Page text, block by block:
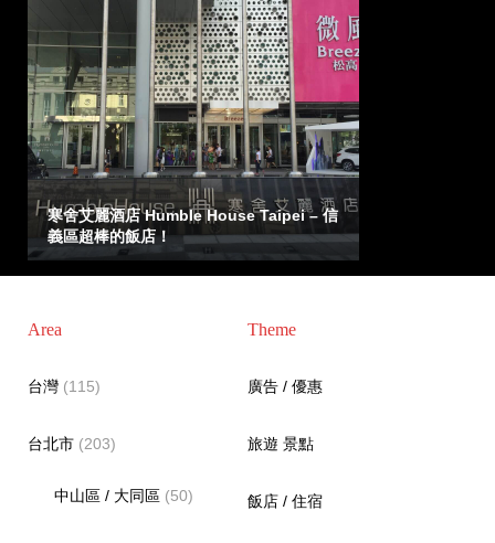
寒舍艾麗酒店 Humble House Taipei – 信
義區超棒的飯店！
Area
台灣(115)
台北市(203)
中山區 / 大同區 (50)
Theme
廣告 / 優惠
旅遊 景點
飯店 / 住宿